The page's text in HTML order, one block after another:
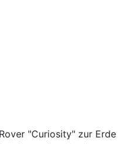
"Curiosity" zur Erde